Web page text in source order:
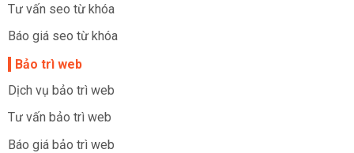
Tư vấn seo từ khóa
Báo giá seo từ khóa
Bảo trì web
Dịch vụ bảo trì web
Tư vấn bảo trì web
Báo giá bảo trì web